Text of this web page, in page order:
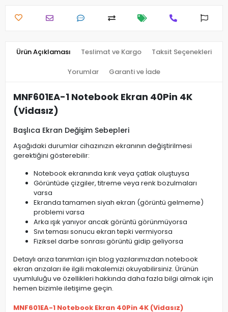
Ürün Açıklaması Teslimat ve Kargo Taksit Seçenekleri
Yorumlar Garanti ve İade
MNF601EA-1 Notebook Ekran 40Pin 4K
(Vidasız)
Başlıca Ekran Değişim Sebepleri
Aşağıdaki durumlar cihazınızın ekranının değiştirilmesi
gerektiğini gösterebilir:
Notebook ekranında kırık veya çatlak oluştuysa
Görüntüde çizgiler, titreme veya renk bozulmaları
varsa
Ekranda tamamen siyah ekran (görüntü gelmeme)
problemi varsa
Arka ışık yanıyor ancak görüntü görünmüyorsa
Sıvı teması sonucu ekran tepki vermiyorsa
Fiziksel darbe sonrası görüntü gidip geliyorsa
Detaylı arıza tanımları için blog yazılarımızdan notebook
ekran arızaları ile ilgili makalemizi okuyabilirsiniz. Ürünün
uyumluluğu ve özellikleri hakkında daha fazla bilgi almak için
hemen bizimle iletişime geçin.
MNF601EA-1 Notebook Ekran 40Pin 4K (Vidasız)